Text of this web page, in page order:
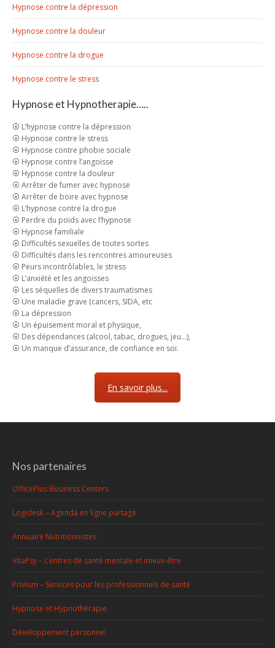
Hypnose contre la dépression
Hypnose contre la douleur
Hypnose contre la drogue
Hypnose contre le stress
Hypnose et Hypnotherapie…..
⦿ L’hypnose contre la dépression
⦿ Hypnose contre le stress
⦿ Hypnose contre phobie sociale
⦿ Hypnose contre l’angoisse
⦿ Hypnose contre la douleur
⦿ Arrêter de fumer avec hypnose
⦿ Arrêter de boire avec hypnose
⦿ L’hypnose contre la drogue
⦿ Perdre du poids avec l’hypnose
⦿ Hypnose familiale
⦿ Difficultés sexuelles de toutes sortes
⦿ Difficultés dans les rencontres amoureuses
⦿ Peurs incontrôlables, le stress
⦿ L’anxiété et les angoisses
⦿ Les séquelles de divers traumatismes
⦿ Une maladie grave (cancers, SIDA, etc
⦿ La dépression
⦿ Un épuisement moral et physique,
⦿ Des dépendances (alcool, tabac, drogues, jeu…),
⦿ Un manque d’assurance, de confiance en soi.
En savoir plus...
Nos partenaires
OfficePlus Business Centers
Logidesk – Agenda en ligne partagé
Annuaire Nutritionnistes
VitaPsy – Centres de santé mentale et mieux-être
Privium – Services pour les professionnels de santé
Hypnose et Hypnothérapie
Développement personnel